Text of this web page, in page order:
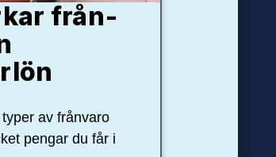
från­
av frånvaro
pengar du får i